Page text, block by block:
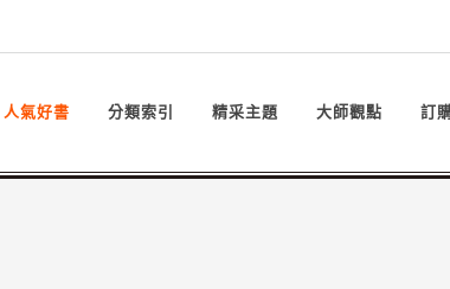
人氣好書 分類索引 精采主題 大師觀點 訂